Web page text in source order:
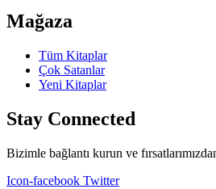
Mağaza
Tüm Kitaplar
Çok Satanlar
Yeni Kitaplar
Stay Connected
Bizimle bağlantı kurun ve
Icon-facebook Twitter